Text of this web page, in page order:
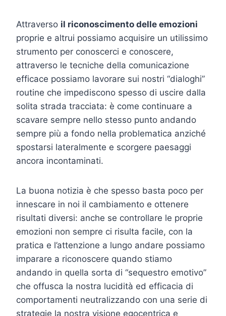
Attraverso il riconoscimento delle emozioni
proprie e altrui possiamo acquisire un utilissimo
strumento per conoscerci e conoscere,
attraverso le tecniche della comunicazione
efficace possiamo lavorare sui nostri “dialoghi”
routine che impediscono spesso di uscire dalla
solita strada tracciata: è come continuare a
scavare sempre nello stesso punto andando
sempre più a fondo nella problematica anziché
spostarsi lateralmente e scorgere paesaggi
ancora incontaminati.
La buona notizia è che spesso basta poco per
innescare in noi il cambiamento e ottenere
risultati diversi: anche se controllare le proprie
emozioni non sempre ci risulta facile, con la
pratica e l’attenzione a lungo andare possiamo
imparare a riconoscere quando stiamo
andando in quella sorta di “sequestro emotivo”
che offusca la nostra lucidità ed efficacia di
comportamenti neutralizzando con una serie di
strategie la nostra visione egocentrica e